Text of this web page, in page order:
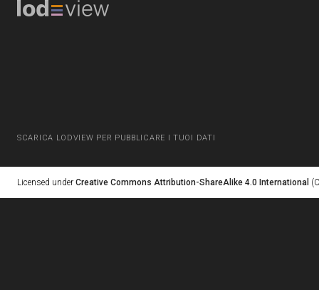
SCARICA LODVIEW PER PUBBLICARE I TUOI DATI
Licensed under Creative Commons Attribution-ShareAlike 4.0 International